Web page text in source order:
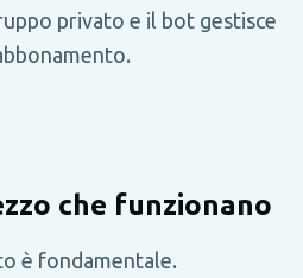
privato e il bot gestisce
che funzionano
è fondamentale.